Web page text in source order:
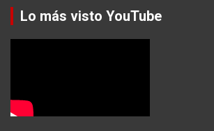
Lo más visto YouTube